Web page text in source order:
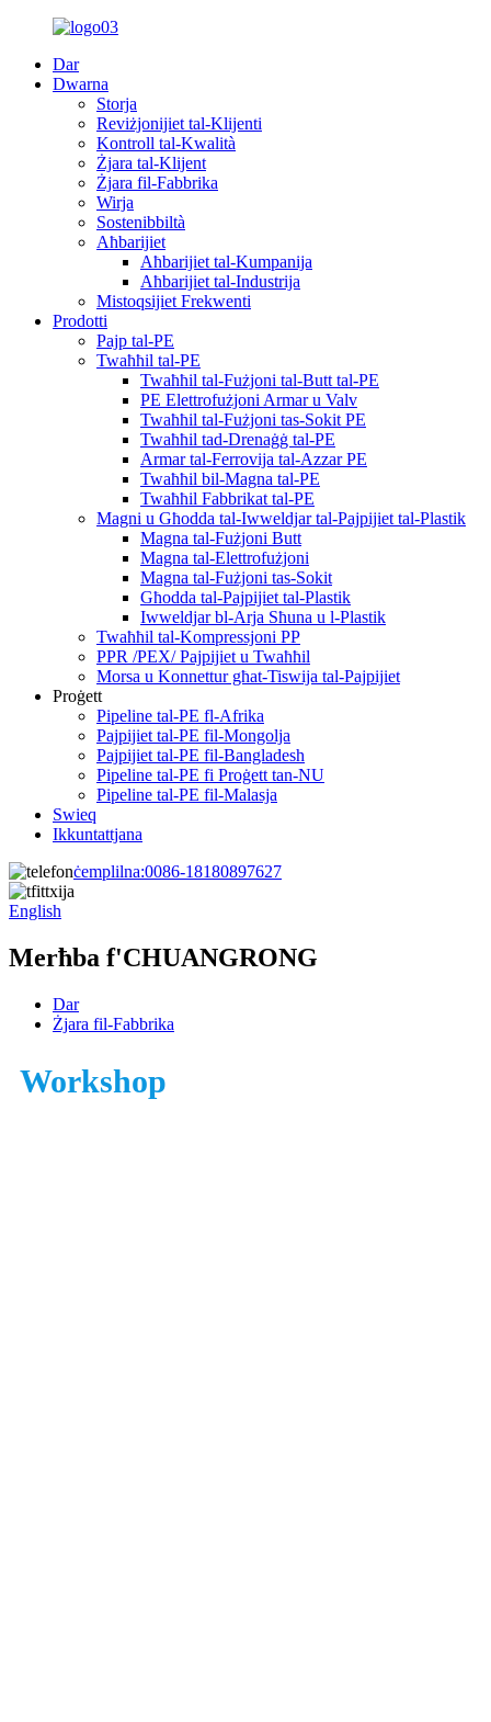
Dar
Dwarna
Storja
Reviżjonijiet tal-Klijenti
Kontroll tal-Kwalità
Żjara tal-Klijent
Żjara fil-Fabbrika
Wirja
Sostenibbiltà
Aħbarijiet
Aħbarijiet tal-Kumpanija
Aħbarijiet tal-Industrija
Mistoqsijiet Frekwenti
Prodotti
Pajp tal-PE
Twaħħil tal-PE
Twaħħil tal-Fużjoni tal-Butt tal-PE
PE Elettrofużjoni Armar u Valv
Twaħħil tal-Fużjoni tas-Sokit PE
Twaħħil tad-Drenaġġ tal-PE
Armar tal-Ferrovija tal-Azzar PE
Twaħħil bil-Magna tal-PE
Twaħħil Fabbrikat tal-PE
Magni u Għodda tal-Iwweldjar tal-Pajpijiet tal-Plastik
Magna tal-Fużjoni Butt
Magna tal-Elettrofużjoni
Magna tal-Fużjoni tas-Sokit
Għodda tal-Pajpijiet tal-Plastik
Iwweldjar bl-Arja Sħuna u l-Plastik
Twaħħil tal-Kompressjoni PP
PPR /PEX/ Pajpijiet u Twaħħil
Morsa u Konnettur għat-Tiswija tal-Pajpijiet
Proġett
Pipeline tal-PE fl-Afrika
Pajpijiet tal-PE fil-Mongolja
Pajpijiet tal-PE fil-Bangladesh
Pipeline tal-PE fi Proġett tan-NU
Pipeline tal-PE fil-Malasja
Swieq
Ikkuntattjana
ċemplilna:0086-18180897627
English
Merħba f'CHUANGRONG
Dar
Żjara fil-Fabbrika
Workshop